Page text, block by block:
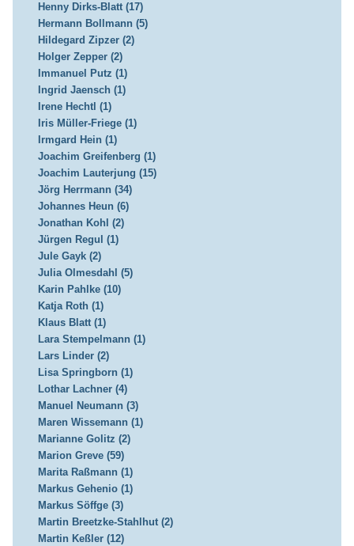
Henny Dirks-Blatt (17)
Hermann Bollmann (5)
Hildegard Zipzer (2)
Holger Zepper (2)
Immanuel Putz (1)
Ingrid Jaensch (1)
Irene Hechtl (1)
Iris Müller-Friege (1)
Irmgard Hein (1)
Joachim Greifenberg (1)
Joachim Lauterjung (15)
Jörg Herrmann (34)
Johannes Heun (6)
Jonathan Kohl (2)
Jürgen Regul (1)
Jule Gayk (2)
Julia Olmesdahl (5)
Karin Pahlke (10)
Katja Roth (1)
Klaus Blatt (1)
Lara Stempelmann (1)
Lars Linder (2)
Lisa Springborn (1)
Lothar Lachner (4)
Manuel Neumann (3)
Maren Wissemann (1)
Marianne Golitz (2)
Marion Greve (59)
Marita Raßmann (1)
Markus Gehenio (1)
Markus Söffge (3)
Martin Breetzke-Stahlhut (2)
Martin Keßler (12)